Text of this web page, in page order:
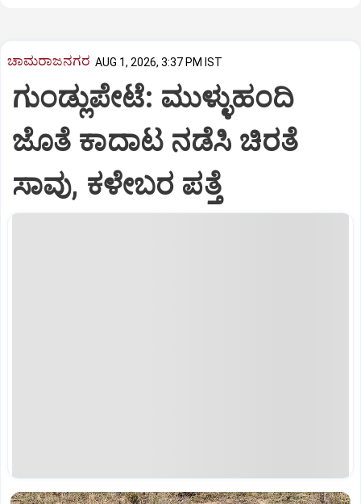
ಚಾಮರಾಜನಗರ AUG 1, 2026, 3:37 PM IST
ಗುಂಡ್ಲುಪೇಟೆ: ಮುಳ್ಳುಹಂದಿ
ಜೊತೆ ಕಾದಾಟ ನಡೆಸಿ ಚಿರತೆ
ಸಾವು, ಕಳೇಬರ ಪತ್ತೆ